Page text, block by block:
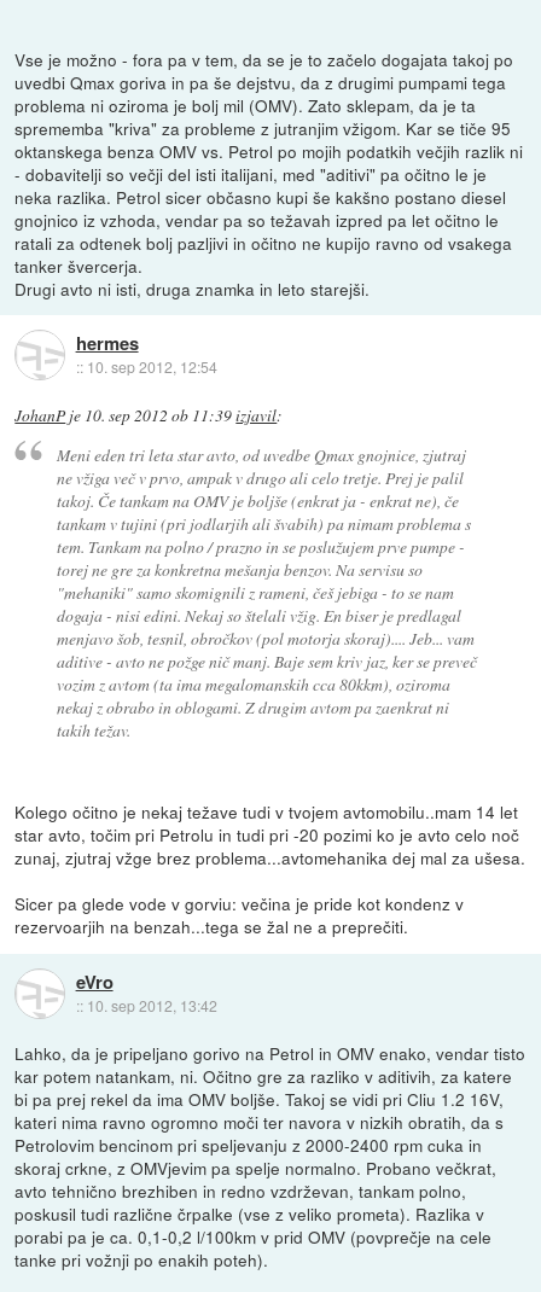
Vse je možno - fora pa v tem, da se je to začelo dogajata takoj po
uvedbi Qmax goriva in pa še dejstvu, da z drugimi pumpami tega
problema ni oziroma je bolj mil (OMV). Zato sklepam, da je ta
sprememba "kriva" za probleme z jutranjim vžigom. Kar se tiče 95
oktanskega benza OMV vs. Petrol po mojih podatkih večjih razlik ni
- dobavitelji so večji del isti italijani, med "aditivi" pa očitno le je
neka razlika. Petrol sicer občasno kupi še kakšno postano diesel
gnojnico iz vzhoda, vendar pa so težavah izpred pa let očitno le
ratali za odtenek bolj pazljivi in očitno ne kupijo ravno od vsakega
tanker švercerja.
Drugi avto ni isti, druga znamka in leto starejši.
hermes
:: 10. sep 2012, 12:54
JohanP je 10. sep 2012 ob 11:39izjavil:
Meni eden tri leta star avto, od uvedbe Qmax gnojnice, zjutraj
ne vžiga več v prvo, ampak v drugo ali celo tretje. Prej je palil
takoj. Če tankam na OMV je boljše (enkrat ja - enkrat ne), če
tankam v tujini (pri jodlarjih ali švabih) pa nimam problema s
tem. Tankam na polno / prazno in se poslužujem prve pumpe -
torej ne gre za konkretna mešanja benzov. Na servisu so
"mehaniki" samo skomignili z rameni, češ jebiga - to se nam
dogaja - nisi edini. Nekaj so štelali vžig. En biser je predlagal
menjavo šob, tesnil, obročkov (pol motorja skoraj).... Jeb... vam
aditive - avto ne požge nič manj. Baje sem kriv jaz, ker se preveč
vozim z avtom (ta ima megalomanskih cca 80kkm), oziroma
nekaj z obrabo in oblogami. Z drugim avtom pa zaenkrat ni
takih težav.
Kolego očitno je nekaj težave tudi v tvojem avtomobilu..mam 14 let
star avto, točim pri Petrolu in tudi pri -20 pozimi ko je avto celo noč
zunaj, zjutraj vžge brez problema...avtomehanika dej mal za ušesa.
Sicer pa glede vode v gorviu: večina je pride kot kondenz v
rezervoarjih na benzah...tega se žal ne a preprečiti.
eVro
:: 10. sep 2012, 13:42
Lahko, da je pripeljano gorivo na Petrol in OMV enako, vendar tisto
kar potem natankam, ni. Očitno gre za razliko v aditivih, za katere
bi pa prej rekel da ima OMV boljše. Takoj se vidi pri Cliu 1.2 16V,
kateri nima ravno ogromno moči ter navora v nizkih obratih, da s
Petrolovim bencinom pri speljevanju z 2000-2400 rpm cuka in
skoraj crkne, z OMVjevim pa spelje normalno. Probano večkrat,
avto tehnično brezhiben in redno vzdrževan, tankam polno,
poskusil tudi različne črpalke (vse z veliko prometa). Razlika v
porabi pa je ca. 0,1-0,2 l/100km v prid OMV (povprečje na cele
tanke pri vožnji po enakih poteh).